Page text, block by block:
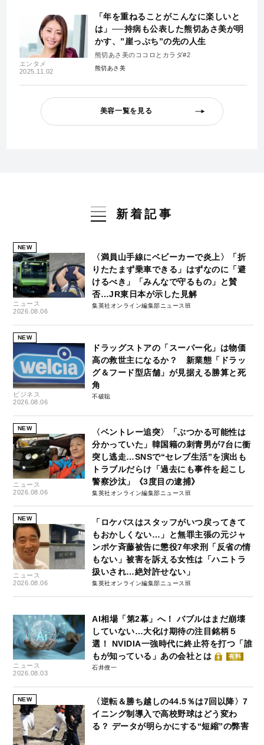
エンタメ
2025.11.02
「年を重ねることがこんなに楽しいと
は」──持病も公表した熊切あさ美が明
かす、”崖っぷち”の先の人生
熊切あさ美のココロとカラダ#2
熊切あさ美
美容一覧を見る
新着記事
NEW
ニュース
2026.08.06
〈満員山手線にベビーカーで炎上〉「折
りたたまず乗車できる」はずなのに「避
けるべき」「みんなで守るもの」と賛
否…JR東日本が示した見解
集英社オンライン編集部ニュース班
NEW
ビジネス
2026.08.06
ドラッグストアの「スーパー化」は物価
高の救世主になるか？ 新業態「ドラッ
グ＆フード型店舗」が見据える勝算と死
角
不破聡
NEW
ニュース
2026.08.06
〈ベントレー追突〉「ぶつかる可能性は
分かっていた」韓国籍の刺青男が7台に衝
突し逃走…SNSで“セレブ生活”を演出も
トラブルだらけ「過去にも事件を起こし
警察沙汰」《3度目の逮捕》
集英社オンライン編集部ニュース班
NEW
ニュース
2026.08.06
「ロケバスはスタッフがいつ戻ってきて
もおかしくない…」と無罪主張の元ジャ
ンポケ斉藤被告に懲役7年求刑「反省の情
もない」被害を訴える女性は「ハニトラ
扱いされ…絶対許せない」
集英社オンライン編集部ニュース班
ニュース
2026.08.03
AI相場「第2幕」へ！ バブルはまだ崩壊
していない…大化け期待の注目銘柄５
選！ NVIDIA一強時代に終止符を打つ「誰
もが知っている」あの会社とは
有料
石井僚一
NEW
〈逆転＆勝ち越しの44.5％は7回以降〉7
イニング制導入で高校野球はどう変わ
る？ データが明らかにする“短縮”の弊害